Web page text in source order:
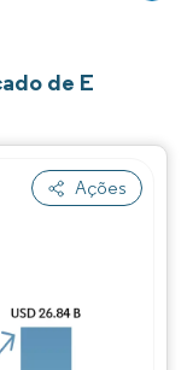
de E
Ações